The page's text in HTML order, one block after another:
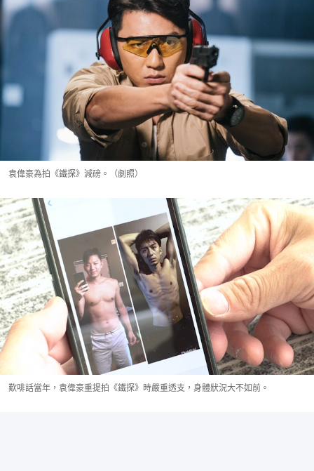
袁偉豪為拍《鐵探》減磅。（劇照）
歎啡話當年，袁偉豪重提拍《鐵探》時嚴重透支，身體狀況大不如前。